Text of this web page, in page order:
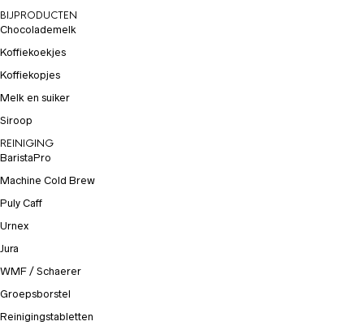
BIJPRODUCTEN
Chocolademelk
Koffiekoekjes
Koffiekopjes
Melk en suiker
Siroop
REINIGING
BaristaPro
Machine Cold Brew
Puly Caff
Urnex
Jura
WMF / Schaerer
Groepsborstel
Reinigingstabletten